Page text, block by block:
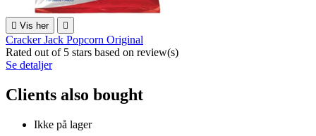
 Vis her 
Cracker Jack Popcorn Original
Rated out of 5 stars based on review(s)
Se detaljer
Clients also bought
Ikke på lager